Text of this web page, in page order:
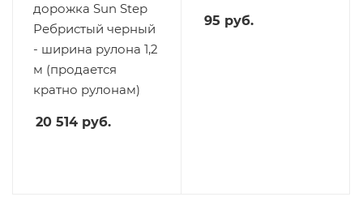
дорожка Sun Step
Ребристый черный
- ширина рулона 1,2
м (продается
кратно рулонам)
20 514 руб.
95 руб.